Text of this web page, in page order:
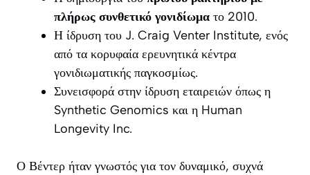
πλήρως συνθετικό γονιδίωμα το 2010.
Η ίδρυση του J. Craig Venter Institute, ενός
από τα κορυφαία ερευνητικά κέντρα
γονιδιωματικής παγκοσμίως.
Συνεισφορά στην ίδρυση εταιρειών όπως η
Synthetic Genomics και η Human
Longevity Inc.
Ο Βέντερ ήταν γνωστός για τον δυναμικό, συχνά